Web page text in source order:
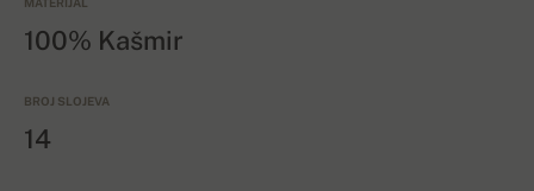
100% Kašmir
BROJ SLOJEVA
14